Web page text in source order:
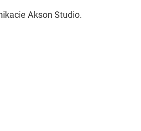
Akson Studio.